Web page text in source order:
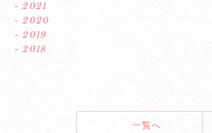
- 2021
- 2020
- 2019
- 2018
一覧へ